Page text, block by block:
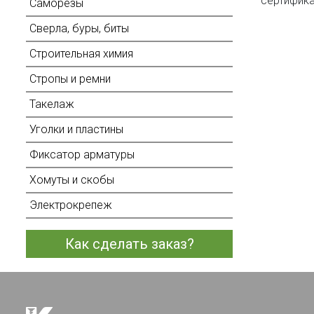
Саморезы
Сверла, буры, биты
Строительная химия
Стропы и ремни
Такелаж
Уголки и пластины
Фиксатор арматуры
Хомуты и скобы
Электрокрепеж
Как сделать заказ?